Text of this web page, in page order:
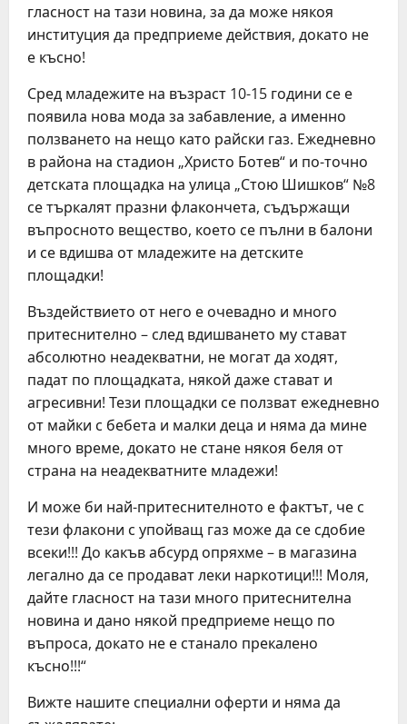
гласност на тази новина, за да може някоя
институция да предприеме действия, докато не
е късно!
Сред младежите на възраст 10-15 години се е
появила нова мода за забавление, а именно
ползването на нещо като райски газ. Ежедневно
в района на стадион „Христо Ботев“ и по-точно
детската площадка на улица „Стою Шишков“ №8
се търкалят празни флакончета, съдържащи
въпросното вещество, което се пълни в балони
и се вдишва от младежите на детските
площадки!
Въздействието от него е очевадно и много
притеснително – след вдишването му стават
абсолютно неадекватни, не могат да ходят,
падат по площадката, някой даже стават и
агресивни! Тези площадки се ползват ежедневно
от майки с бебета и малки деца и няма да мине
много време, докато не стане някоя беля от
страна на неадекватните младежи!
И може би най-притеснителното е фактът, че с
тези флакони с упойващ газ може да се сдобие
всеки!!! До какъв абсурд опряхме – в магазина
легално да се продават леки наркотици!!! Моля,
дайте гласност на тази много притеснителна
новина и дано някой предприеме нещо по
въпроса, докато не е станало прекалено
късно!!!“
Вижте нашите специални оферти и няма да